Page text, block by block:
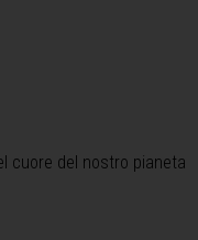
cuore del nostro pianeta